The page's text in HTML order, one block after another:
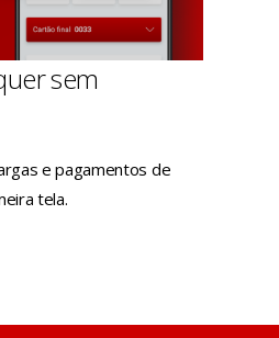
sem
e pagamentos de
tela.